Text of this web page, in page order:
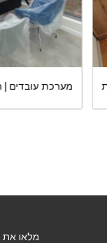
מערכת מתכת
מלאו את